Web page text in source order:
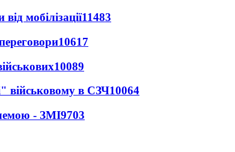
мобілізації11483
10617
10089
військовому в СЗЧ10064
- ЗМІ9703